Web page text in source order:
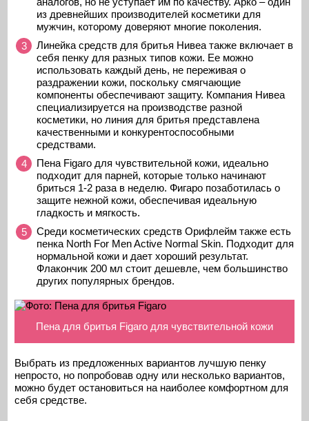
из древнейших производителей косметики для
мужчин, которому доверяют многие поколения.
Линейка средств для бритья Нивеа также включает в
себя пенку для разных типов кожи. Ее можно
использовать каждый день, не переживая о
раздражении кожи, поскольку смягчающие
компоненты обеспечивают защиту. Компания Нивеа
специализируется на производстве разной
косметики, но линия для бритья представлена
качественными и конкурентоспособными
средствами.
Пена Figaro для чувствительной кожи, идеально
подходит для парней, которые только начинают
бриться 1-2 раза в неделю. Фигаро позаботилась о
защите нежной кожи, обеспечивая идеальную
гладкость и мягкость.
Среди косметических средств Орифлейм также есть
пенка North For Men Active Normal Skin. Подходит для
нормальной кожи и дает хороший результат.
Флакончик 200 мл стоит дешевле, чем большинство
других популярных брендов.
Пена для бритья Figaro для чувствительной кожи
Выбрать из предложенных вариантов лучшую пенку
непросто, но попробовав одну или несколько вариантов,
можно будет остановиться на наиболее комфортном для
себя средстве.